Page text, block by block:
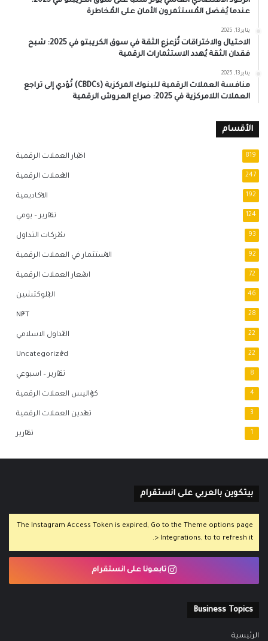
عندما يُفضل المُستثمرون الأمان على المُخاطرة
يناير 13, 2025
الاحتيال والاختراقات تُزعزع الثقة في سوق الكريبتو في 2025: شبح
فقدان الثقة يُهدد الاستثمارات الرقمية
يناير 13, 2025
منافسة العملات الرقمية للبنوك المركزية (CBDCs) تُؤدي إلى تراجع
العملات اللامركزية في 2025: صراع العروش الرقمية
الأقسام
اخبار العملات الرقمية 819
العملات الرقمية 247
الاكاديمية 192
تقارير – يومي 124
شركات التداول 93
الاستثمار في العملات الرقمية 92
اسعار العملات الرقمية 72
البلوكتشين 46
NFT 28
التداول الاسلامي 22
Uncategorized 22
تقارير – اسبوعي 8
كواليس العملات الرقمية 4
تعدين العملات الرقمية 3
تقارير 1
بيتكوين بالعربي على انستقرام
The Instagram Access Token is expired, Go to the Theme options page
> Integrations, to to refresh it.
تابعونا على انستقرام
Business Topics
الرئيسية